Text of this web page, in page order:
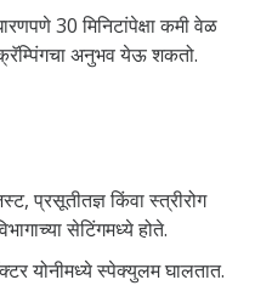
30 मिनिटांपेक्षा कमी वेळ
क्रॅम्पिंगचा अनुभव येऊ शकतो.
प्रसूतीतज्ञ किंवा स्त्रीरोग
सेटिंगमध्ये होते.
योनीमध्ये स्पेक्युलम घालतात.